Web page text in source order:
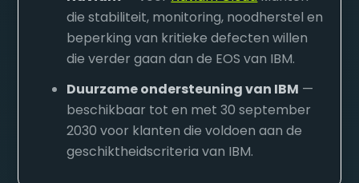
die stabiliteit, monitoring, noodherstel en
beperking van kritieke defecten willen
die verder gaan dan de EOS van IBM.
Duurzame ondersteuning van IBM —
beschikbaar tot en met 30 september
2030 voor klanten die voldoen aan de
geschiktheidscriteria van IBM.